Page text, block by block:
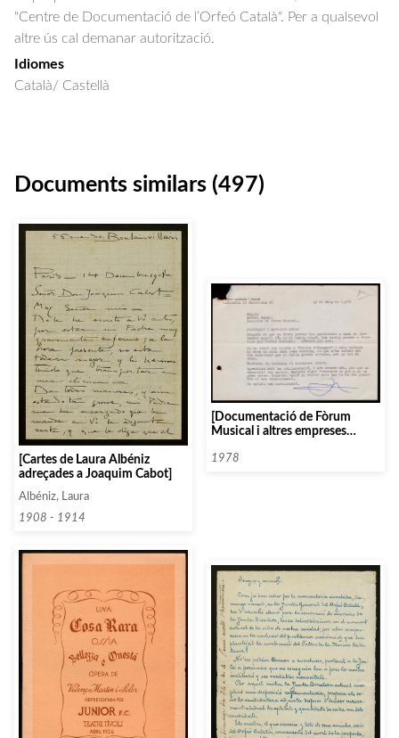
"Centre de Documentació de l’Orfeó Català". Per a qualsevol
altre ús cal demanar autorització.
Idiomes
Català/ Castellà
Documents similars (497)
[Cartes de Laura Albéniz
adreçades a Joaquim Cabot]
Albéniz, Laura
1908 - 1914
[Documentació de Fòrum
Musical i altres empreses
1978